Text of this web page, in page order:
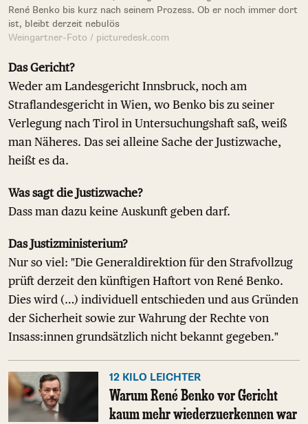
René Benko bis kurz nach seinem Prozess. Ob er noch immer dort
ist, bleibt derzeit nebulös
Weingartner-Foto / picturedesk.com
Das Gericht?
Weder am Landesgericht Innsbruck, noch am
Straflandesgericht in Wien, wo Benko bis zu seiner
Verlegung nach Tirol in Untersuchungshaft saß, weiß
man Näheres. Das sei alleine Sache der Justizwache,
heißt es da.
Was sagt die Justizwache?
Dass man dazu keine Auskunft geben darf.
Das Justizministerium?
Nur so viel: "Die Generaldirektion für den Strafvollzug
prüft derzeit den künftigen Haftort von René Benko.
Dies wird (…) individuell entschieden und aus Gründen
der Sicherheit sowie zur Wahrung der Rechte von
Insass:innen grundsätzlich nicht bekannt gegeben."
12 KILO LEICHTER
Warum René Benko vor Gericht
kaum mehr wiederzuerkennen war